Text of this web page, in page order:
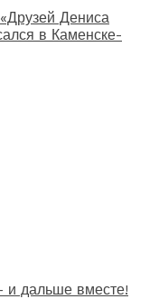
Дениса
в Каменске-
и дальше вместе!